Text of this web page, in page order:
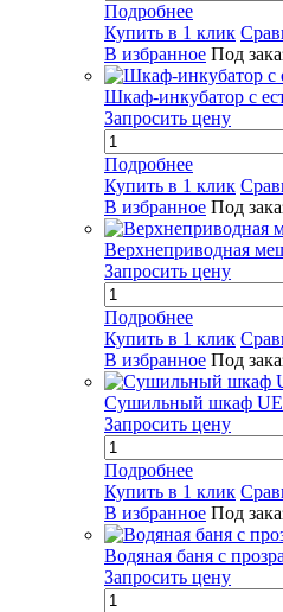
Подробнее
Купить в 1 клик
В избранное Под
Шкаф-инкубатор с
Запросить цену
Подробнее
Купить в 1 клик
В избранное Под
Верхнеприводная
Запросить цену
Подробнее
Купить в 1 клик
В избранное Под
Сушильный шкаф
Запросить цену
Подробнее
Купить в 1 клик
В избранное Под
Водяная баня с
Запросить цену